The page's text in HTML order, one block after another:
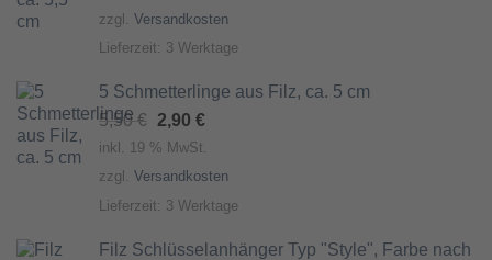
6,90 €3,90 €.
zzgl. Versandkosten
Lieferzeit: 3 Werktage
5 Schmetterlinge aus Filz, ca. 5 cm
5,50 €
Ursprünglicher
Preis
2,90 €Aktueller
inkl. 19 % MwSt.
zzgl. Versandkosten
Lieferzeit: 3 Werktage
Filz Schlüsselanhänger Typ "Style", Farbe nach